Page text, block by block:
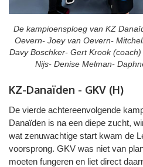
De kampioensploeg van KZ
Oevern- Joey van Oevern-
Davy Boschker- Gert Krook (coach)
Nijs- Denise Melman-
KZ-Danaïden - GKV (H)
De vierde achtereenvolgende
Danaïden is na een diepe zucht,
wat zenuwachtige start kwam de
voorsprong. GKV was niet van
moeten fungeren en liet direct